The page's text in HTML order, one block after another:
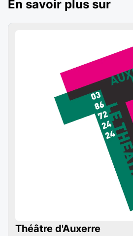
En savoir plus sur
Théâtre d'Auxerre